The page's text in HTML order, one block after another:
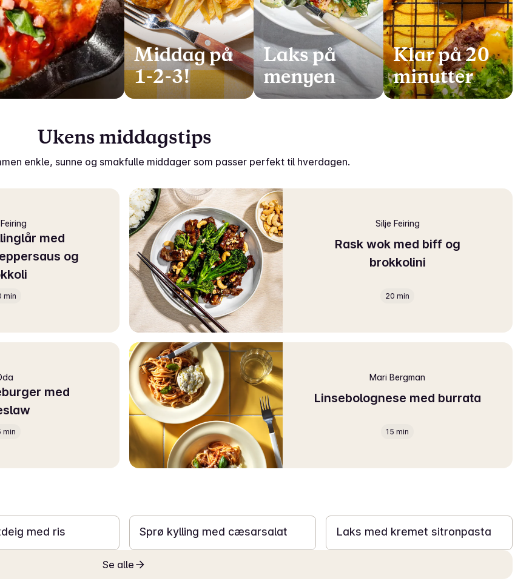
Middag på
1-2-3!
Laks på
menyen
Klar på 20
minutter
Ukens middagstips
enkle, sunne og smakfulle middager som passer perfekt til hverdagen.
med
og
min
Silje Feiring
Rask wok med biff og
brokkolini
20 min
med
min
Mari Bergman
Linsebolognese med burrata
15 min
med ris Sprø kylling med cæsarsalat Laks med kremet sitronpasta
Se alle